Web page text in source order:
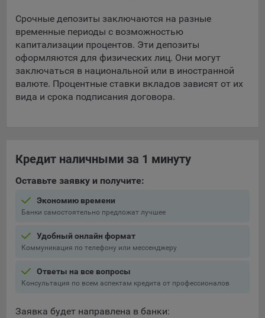
Microsoft Edge
16. Пользователь всегда может направить сообщение с
имеющимся у него вопросом, в части использования
файлов сookie, на электронную почту Общества:
info@myfin.by
определять предпочтения пользователей Сайта, в том
принимать меры по совершенствованию работы Сайта
Статистические куки позволяют определять предпочтения
пользователей сайта.
Компании, которым мы поручаем обработку
Яндекс Метрика – сервис веб-аналитики,
Льва Толстого, д. 16, 119021. Политика
Срочные депозиты заключаются на разные
временные периоды с возможностью
капитализации процентов. Эти депозиты
оформляются для физических лиц. Они могут
заключаться в национальной или в иностранной
валюте. Процентные ставки вкладов зависят от их
вида и срока подписания договора.
Кредит наличными за 1 минуту
Оставьте заявку и получите:
Экономию времени
Банки самостоятельно предложат лучшее
Удобный онлайн формат
Коммуникация по телефону или мессенджеру
Ответы на все вопросы
Консультация по всем аспектам кредита от профессионалов
Заявка будет направлена в банки: